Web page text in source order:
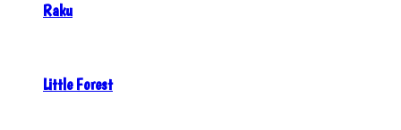
Raku
Little Forest